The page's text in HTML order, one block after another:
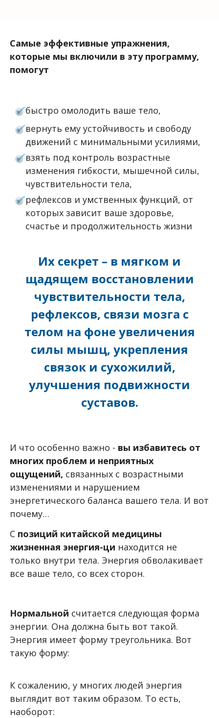
Самые эффективные упражнения,
которые мы включили в эту программу,
помогут
быстро омолодить ваше тело,
вернуть ему устойчивость и свободу
движений с минимальными усилиями,
взять под контроль возрастные
изменения гибкости, мышечной силы,
чувствительности тела,
рефлексов и умственных функций, от
которых зависит ваше здоровье,
счастье и продолжительность жизни
Их секрет – в мягком и
щадящем восстановлении
чувствительности тела,
рефлексов, связи мозга с
телом на фоне увеличения
силы мышц, укрепления
связок и сухожилий,
улучшения подвижности
суставов.
И что особенно важно - вы избавитесь от
многих проблем и неприятных
ощущений, связанных с возрастными
изменениями и нарушением
энергетического баланса вашего тела. И вот
почему…
С позиций китайской медицины
жизненная энергия-ци находится не
только внутри тела. Энергия обволакивает
все ваше тело, со всех сторон.
Нормальной считается следующая форма
энергии. Она должна быть вот такой.
Энергия имеет форму треугольника. Вот
такую форму:
К сожалению, у многих людей энергия
выглядит вот таким образом. То есть,
наоборот: